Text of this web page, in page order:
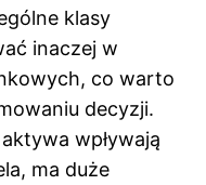
klasy
inaczej w
co warto
decyzji.
wpływają
ma duże